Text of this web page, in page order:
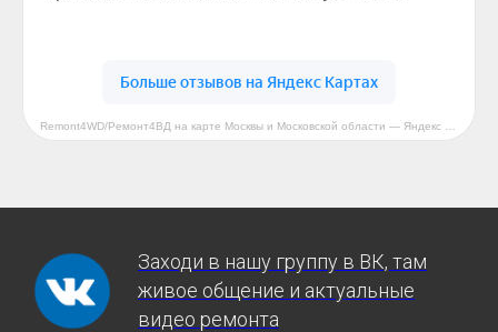
Заходи в нашу группу в ВК, там
живое общение и актуальные
видео ремонта